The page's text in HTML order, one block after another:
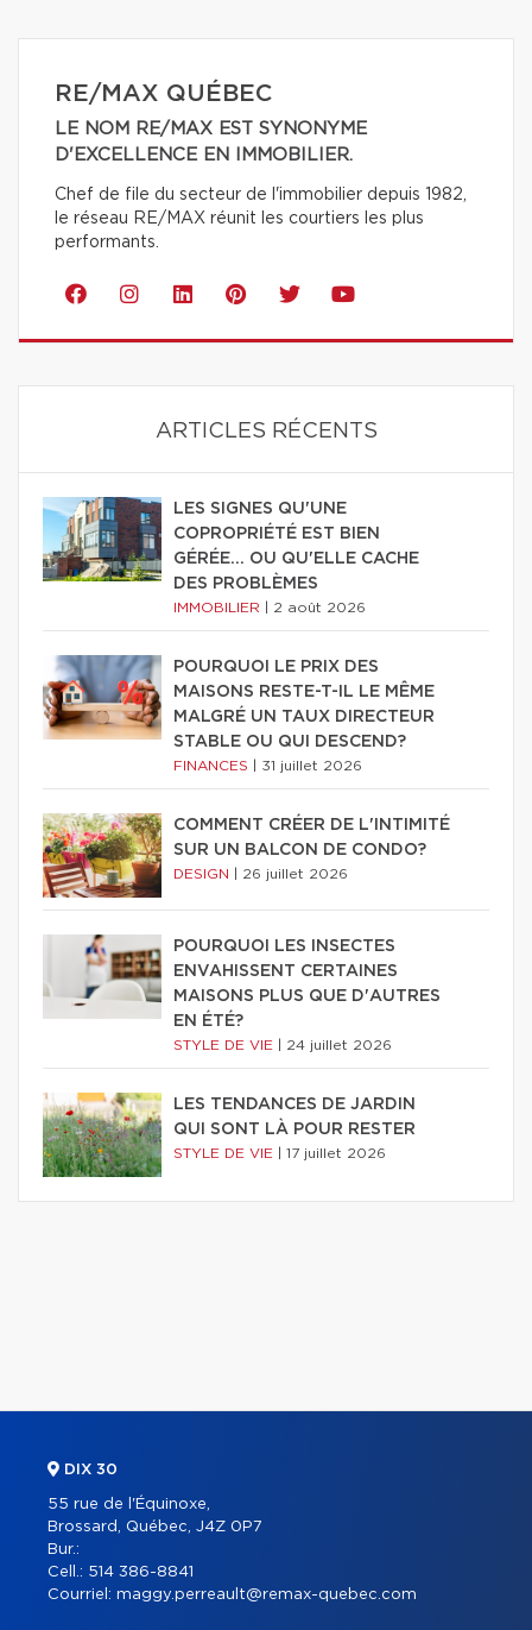
RE/MAX QUÉBEC
LE NOM RE/MAX EST SYNONYME
D'EXCELLENCE EN IMMOBILIER.
Chef de file du secteur de l'immobilier depuis 1982,
le réseau RE/MAX réunit les courtiers les plus
performants.
ARTICLES RÉCENTS
LES SIGNES QU'UNE
COPROPRIÉTÉ EST BIEN
GÉRÉE… OU QU'ELLE CACHE
DES PROBLÈMES
IMMOBILIER 2 août 2026
POURQUOI LE PRIX DES
MAISONS RESTE-T-IL LE MÊME
MALGRÉ UN TAUX DIRECTEUR
STABLE OU QUI DESCEND?
FINANCES 31 juillet 2026
COMMENT CRÉER DE L'INTIMITÉ
SUR UN BALCON DE CONDO?
DESIGN 26 juillet 2026
POURQUOI LES INSECTES
ENVAHISSENT CERTAINES
MAISONS PLUS QUE D'AUTRES
EN ÉTÉ?
STYLE DE VIE 24 juillet 2026
LES TENDANCES DE JARDIN
QUI SONT LÀ POUR RESTER
STYLE DE VIE 17 juillet 2026
DIX 30
55 rue de l'Équinoxe,
Brossard, Québec, J4Z 0P7
Bur.:
Cell.: 514 386-8841
Courriel: maggy.perreault@remax-quebec.com